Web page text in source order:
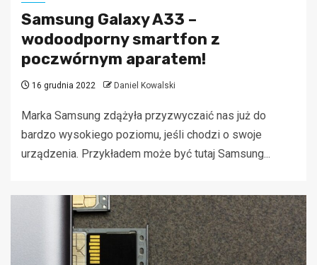
Samsung Galaxy A33 –
wodoodporny smartfon z
poczwórnym aparatem!
16 grudnia 2022 Daniel Kowalski
Marka Samsung zdążyła przyzwyczaić nas już do
bardzo wysokiego poziomu, jeśli chodzi o swoje
urządzenia. Przykładem może być tutaj Samsung...